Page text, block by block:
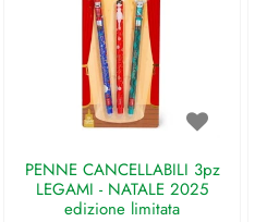
PENNE CANCELLABILI 3pz
LEGAMI - NATALE 2025
edizione limitata